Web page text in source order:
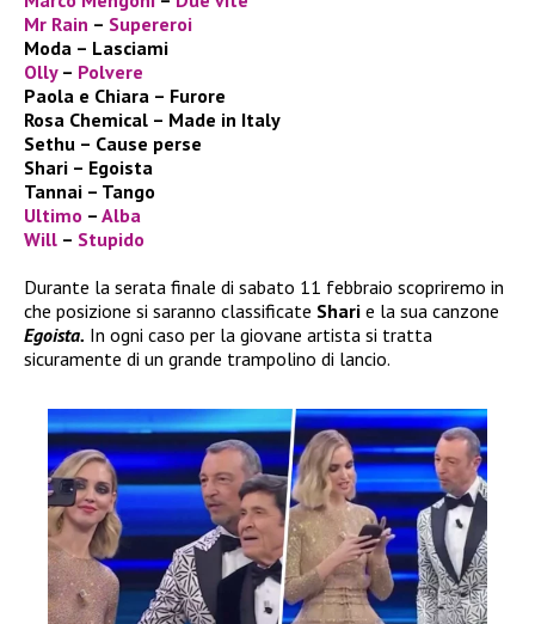
Mr Rain – Supereroi
Moda – Lasciami
Olly– Polvere
Paola e Chiara – Furore
Rosa Chemical – Made in Italy
Sethu – Cause perse
Shari – Egoista
Tannai – Tango
Ultimo – Alba
Will – Stupido
Durante la serata finale di sabato 11 febbraio scopriremo in
che posizione si saranno classificate Shari e la sua canzone
Egoista. In ogni caso per la giovane artista si tratta
sicuramente di un grande trampolino di lancio.